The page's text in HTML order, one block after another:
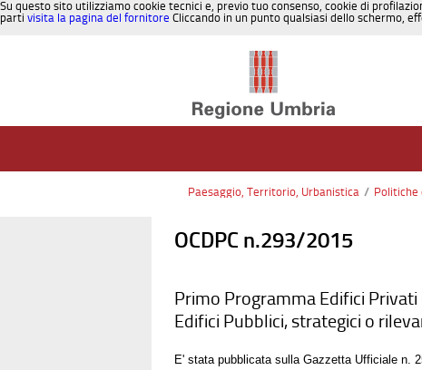
Su questo sito utilizziamo cookie tecnici e, previo tuo consenso, cookie di
parti visita la pagina del fornitore Cliccando in un punto qualsiasi dello schermo,
Paesaggio, Territorio, Urbanistica / Politiche
OCDPC n.293/2015
Primo Programma Edifici
Edifici Pubblici, strategici o
E' stata pubblicata sulla Gazzetta Ufficiale n.